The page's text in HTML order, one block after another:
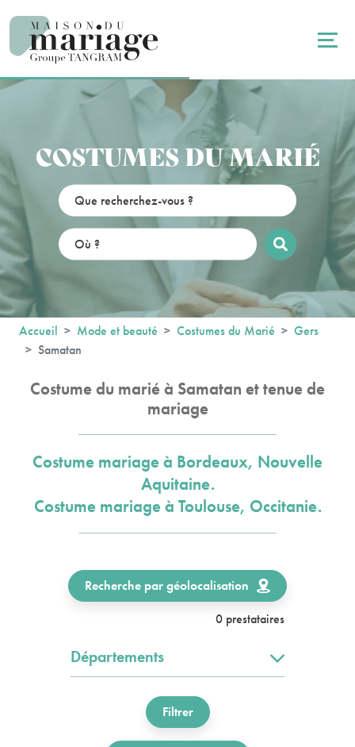
COSTUMES DU MARIÉ
Accueil Mode et beauté Costumes du Marié
Gers
Samatan
Costume du marié à Samatan et tenue de
mariage
Costume mariage à Bordeaux, Nouvelle
Aquitaine.
Costume mariage à Toulouse, Occitanie.
Recherche par géolocalisation
0 prestataires
Départements
Filtrer